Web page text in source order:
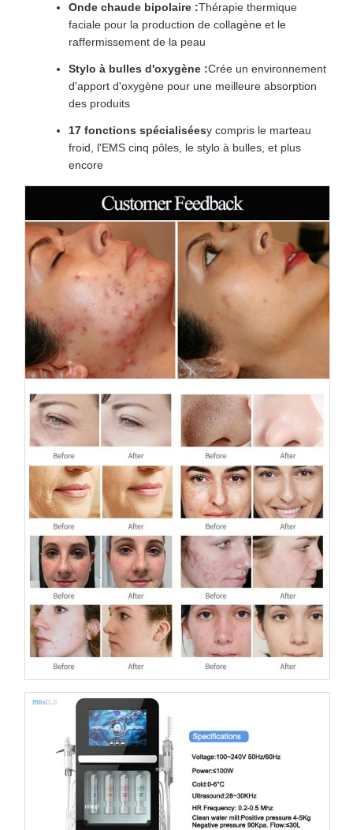
Onde chaude bipolaire :Thérapie thermique
faciale pour la production de collagène et le
raffermissement de la peau
Stylo à bulles d'oxygène :Crée un environnement
d'apport d'oxygène pour une meilleure absorption
des produits
17 fonctions spécialiséesy compris le marteau
froid, l'EMS cinq pôles, le stylo à bulles, et plus
encore